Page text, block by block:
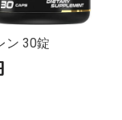
ン 30錠